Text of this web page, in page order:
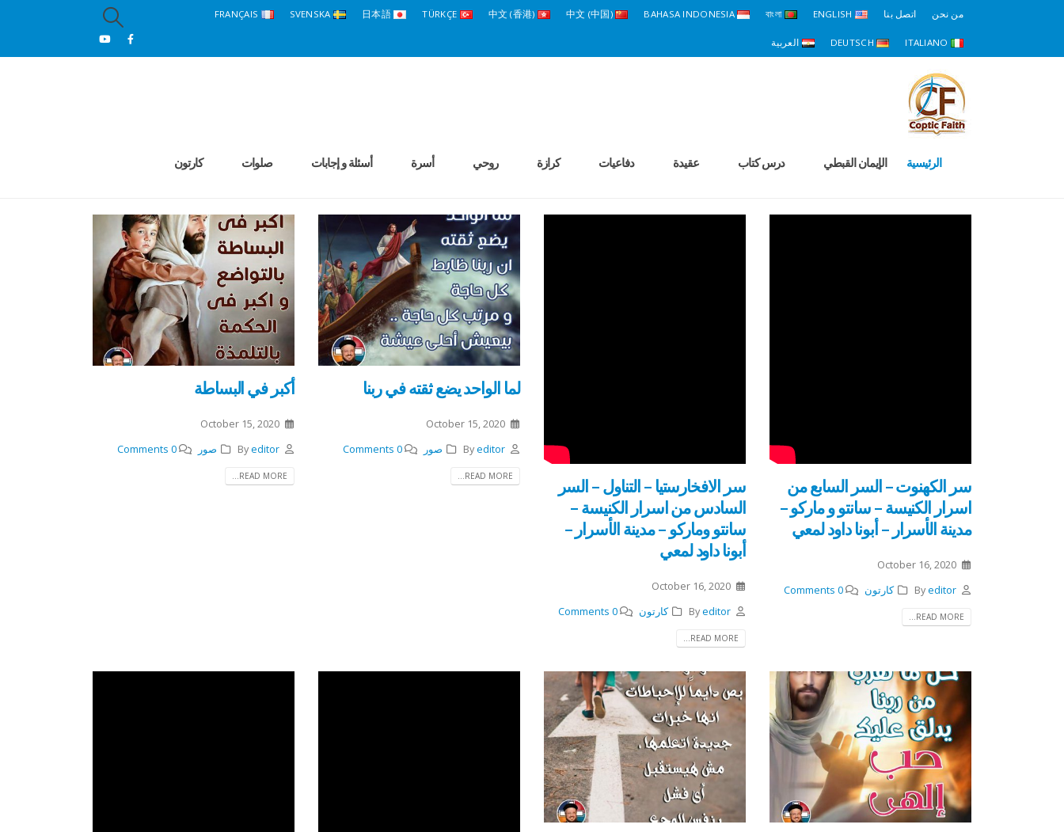
من نحن اتصل بنا ENGLISH
বাংলা
BAHASA INDONESIA
中文 (中国)
中文 (香港)
TÜRKÇE
日本語
SVENSKA
FRANÇAIS
ITALIANO
DEUTSCH العربية
الرئيسية الإيمان القبطي درس كتاب عقيدة دفاعيات كرازة روحي أسرة أسئلة و إجابات صلوات كارتون
سر الكهنوت – السر السابع من
اسرار الكنيسة – سانتو و ماركو –
مدينة الأسرار – أبونا داود لمعي
October 16, 2020
Byeditor كارتون 0 Comments
READ MORE...
سر الافخارستيا – التناول – السر
السادس من اسرار الكنيسة –
سانتو وماركو – مدينة الأسرار –
أبونا داود لمعي
October 16, 2020
Byeditor كارتون 0 Comments
READ MORE...
لما الواحد يضع ثقته في ربنا
October 15, 2020
Byeditor صور 0 Comments
READ MORE...
أكبر في البساطة
October 15, 2020
Byeditor صور 0 Comments
READ MORE...